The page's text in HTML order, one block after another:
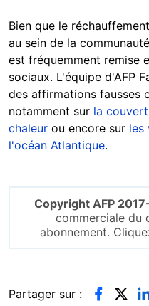
Bien que le
au sein de la
est fréquemment remise
sociaux. L'équipe d'AFP
des affirmations fausses
notamment sur la
chaleur ou encore sur les
l'océan Atlantique.
Copyright AFP
commerciale du
abonnement.
Partager sur :